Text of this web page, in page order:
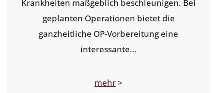
Krankheiten maßgeblich beschleunigen. Bei
geplanten Operationen bietet die
ganzheitliche OP-Vorbereitung eine
interessante…
mehr>